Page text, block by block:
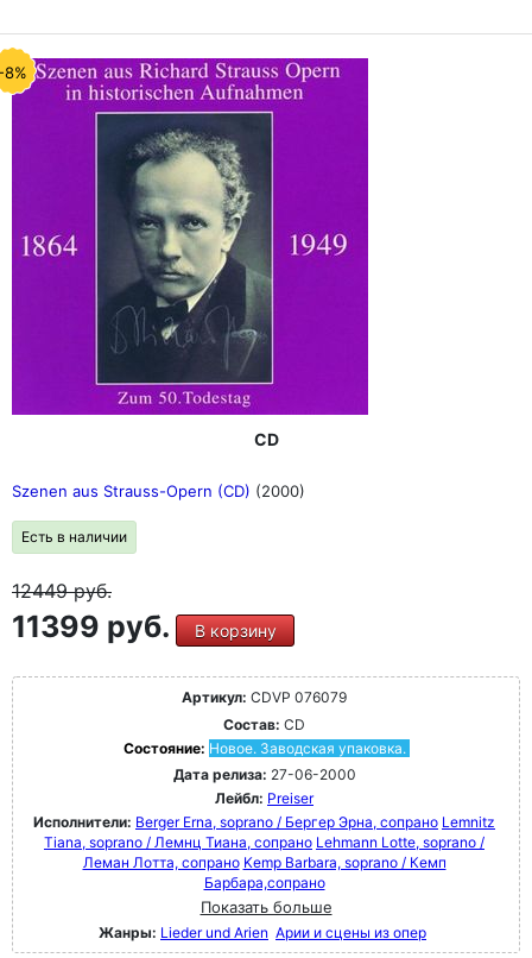
8%
CD
Szenen aus Strauss-Opern (CD) (2000)
Есть в наличии
12449руб.
11399 руб. В корзину
Артикул: CDVP 076079
Состав: CD
Состояние: Новое. Заводская упаковка.
Дата релиза: 27-06-2000
Лейбл: Preiser
Исполнители: Berger Erna, soprano / Бергер Эрна, сопрано Lemnitz
Tiana, soprano / Лемнц Тиана, сопрано Lehmann Lotte, soprano /
Леман Лотта, сопрано Kemp Barbara, soprano / Кемп
Барбара,сопрано
Показать больше
Жанры: Lieder und Arien Арии и сцены из опер